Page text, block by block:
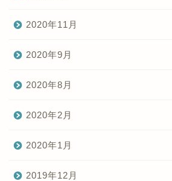
2020年11月
2020年9月
2020年8月
2020年2月
2020年1月
2019年12月